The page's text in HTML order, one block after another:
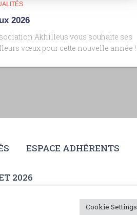
2026
Akhilleus vous souhaite ses
vœux pour cette nouvelle année !
ESPACE ADHÉRENTS
2026
Cookie Settings